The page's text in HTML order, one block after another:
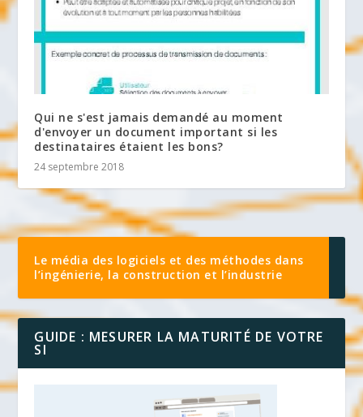
Qui ne s'est jamais demandé au moment
d'envoyer un document important si les
destinataires étaient les bons?
24 septembre 2018
Le média des logiciels et des méthodes dans
l’ingénierie, la construction et l’industrie
GUIDE : MESURER LA MATURITÉ DE VOTRE
SI